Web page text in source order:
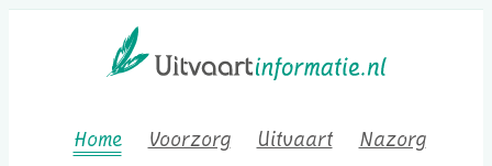
Home Voorzorg Uitvaart
Nazorg